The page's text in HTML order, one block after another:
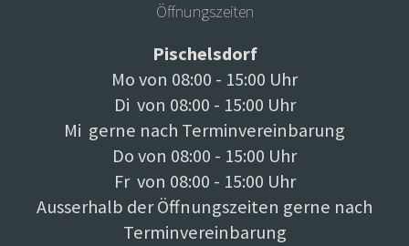
Öffnungszeiten
Pischelsdorf
Mo von 08:00 - 15:00 Uhr
Di von 08:00 - 15:00 Uhr
Mi gerne nach Terminvereinbarung
Do von 08:00 - 15:00 Uhr
Fr von 08:00 - 15:00 Uhr
Ausserhalb der Öffnungszeiten gerne nach
Terminvereinbarung